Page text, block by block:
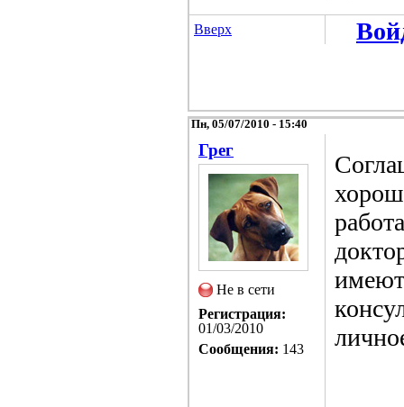
Вверх
Пн, 05/07/2010 - 15:40
Грег
Не в сети
Регистрация:
01/03/2010
Сообщения: 143